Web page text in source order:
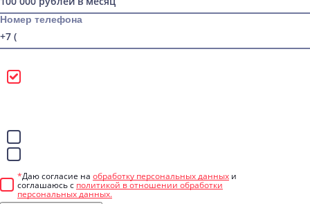
Номер телефона
*Даю согласие на обработку персональных данных и
соглашаюсь с политикой в отношении обработки
персональных данных.